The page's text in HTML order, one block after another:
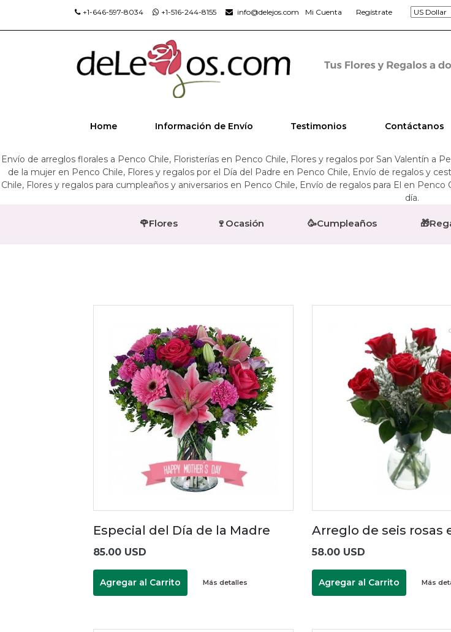
+1-646-597-8034 +1-516-244-8155 info@delejos.com Mi Cuenta Regístrate
Home Información de Envío Testimonios Contáctanos
Envío de arreglos florales a Penco Chile, Floristerías en Penco Chile, Flores y regalos por San Valentín a
de la mujer en Penco Chile, Flores y regalos por el Día del Padre en Penco Chile, Envío de regalos y
Chile, Flores y regalos para cumpleaños y aniversarios en Penco Chile, Envío de regalos para El en
día.
🌹Flores 🍷Ocasión 🥳Cumpleaños
Especial del Día de la Madre
85.00 USD
Agregar al Carrito Más detalles
Arreglo de seis rosas
58.00 USD
Agregar al Carrito Más